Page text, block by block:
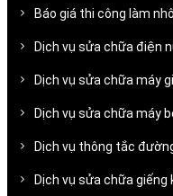
Báo giá thi công làm
Dịch vụ sửa chữa điện
Dịch vụ sửa chữa máy
Dịch vụ sửa chữa máy
Dịch vụ thông tắc
Dịch vụ sửa chữa giếng